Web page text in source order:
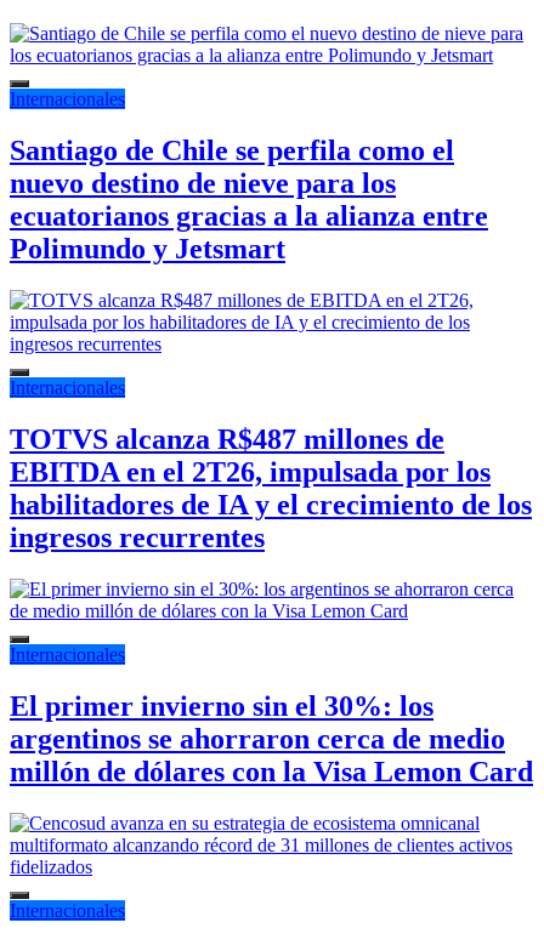
Internacionales
Santiago de Chile se perfila como el
nuevo destino de nieve para los
ecuatorianos gracias a la alianza entre
Polimundo y Jetsmart
Internacionales
TOTVS alcanza R$487 millones de
EBITDA en el 2T26, impulsada por los
habilitadores de IA y el crecimiento de los
ingresos recurrentes
Internacionales
El primer invierno sin el 30%: los
argentinos se ahorraron cerca de medio
millón de dólares con la Visa Lemon Card
Internacionales